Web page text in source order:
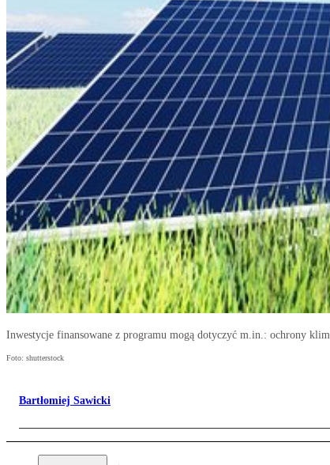
Inwestycje finansowane z programu mogą dotyczyć m.in.: ochrony
Foto: shutterstock
Bartłomiej Sawicki